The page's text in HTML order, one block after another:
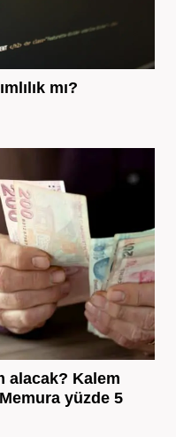
mı?
alacak? Kalem
yüzde 5